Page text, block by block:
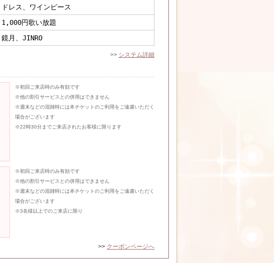
ドレス、ワインピース
1,000円歌い放題
鏡月、JINRO
>> システム詳細
※初回ご来店時のみ有効です
※他の割引サービスとの併用はできません
※週末などの混雑時には本チケットのご利用をご遠慮いただく
場合がございます
※22時30分までご来店されたお客様に限ります
※初回ご来店時のみ有効です
※他の割引サービスとの併用はできません
※週末などの混雑時には本チケットのご利用をご遠慮いただく
場合がございます
※3名様以上でのご来店に限り
>> クーポンページへ